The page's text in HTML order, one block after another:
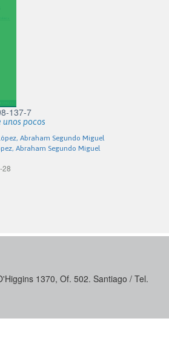
137-7
pocos
Abraham Segundo Miguel
Abraham Segundo Miguel
28
1370, Of. 502. Santiago / Tel.